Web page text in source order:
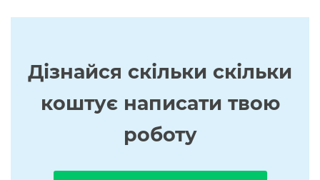
Дізнайся скільки скільки
коштує написати твою
роботу